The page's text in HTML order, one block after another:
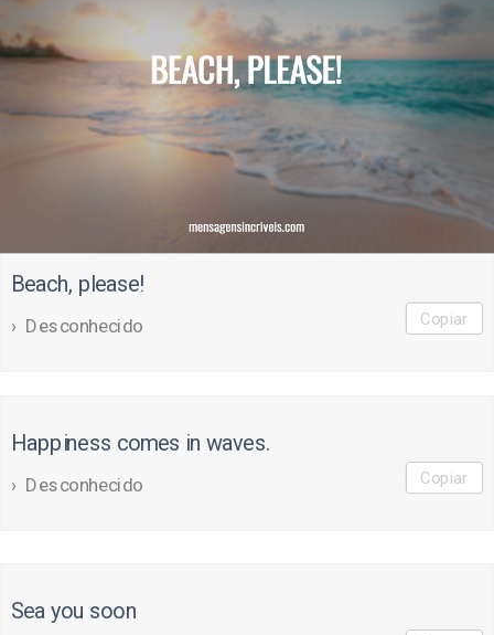
Beach, please!
Desconhecido Copiar
Happiness comes in waves.
Desconhecido Copiar
Sea you soon